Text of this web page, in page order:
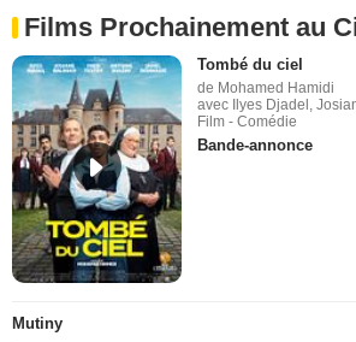
Films Prochainement au
Tombé du ciel
de Mohamed Hamidi
avec Ilyes Djadel,
Film - Comédie
Bande-annonce
Mutiny